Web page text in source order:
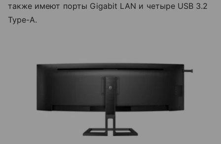
также имеют порты Gigabit LAN и четыре USB 3.2
Type-A.